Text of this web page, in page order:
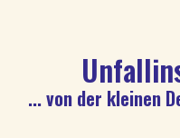
... von der kleinen